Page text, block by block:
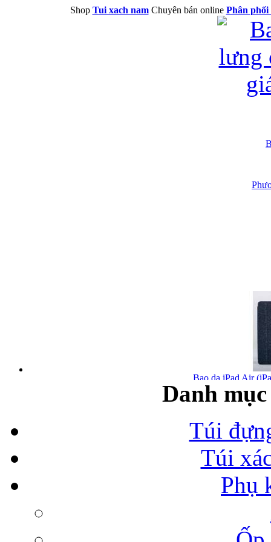
Shop Tui xach namChuyên bán online Phân phối
Bao da iPad Air
Bao da iPad Air
Danh
Túi
Túi
Phụ